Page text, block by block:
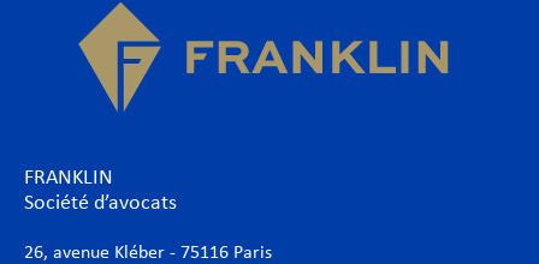
FRANKLIN
Société d’avocats
26, avenue Kléber - 75116 Paris